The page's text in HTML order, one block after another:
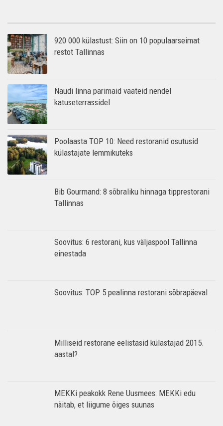
920 000 külastust: Siin on 10 populaarseimat
restot Tallinnas
Naudi linna parimaid vaateid nendel
katuseterrassidel
Poolaasta TOP 10: Need restoranid osutusid
külastajate lemmikuteks
Bib Gourmand: 8 sõbraliku hinnaga tipprestorani
Tallinnas
Soovitus: 6 restorani, kus väljaspool Tallinna
einestada
Soovitus: TOP 5 pealinna restorani sõbrapäeval
Milliseid restorane eelistasid külastajad 2015.
aastal?
MEKKi peakokk Rene Uusmees: MEKKi edu
näitab, et liigume õiges suunas